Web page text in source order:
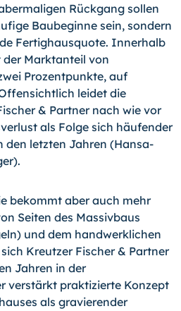
Rückgang sollen
Baubeginne sein, sondern
Fertighausquote. Innerhalb
Marktanteil von
Prozentpunkte, auf
leidet die
& Partner nach wie vor
als Folge sich häufender
den letzten Jahren (Hansa-
bekommt aber auch mehr
Seiten des Massivbaus
und dem handwerklichen
Kreutzer Fischer & Partner
Jahren in der
verstärkt praktizierte Konzept
als gravierender